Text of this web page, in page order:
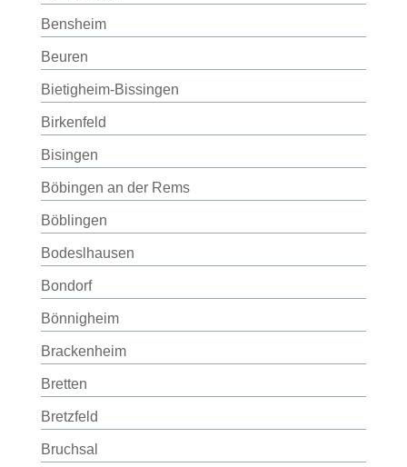
Bensheim
Beuren
Bietigheim-Bissingen
Birkenfeld
Bisingen
Böbingen an der Rems
Böblingen
Bodeslhausen
Bondorf
Bönnigheim
Brackenheim
Bretten
Bretzfeld
Bruchsal